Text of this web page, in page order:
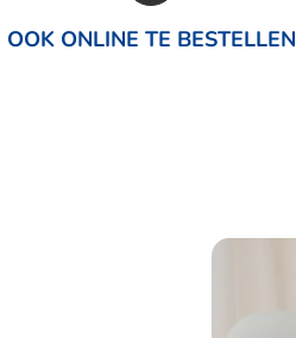
OOK ONLINE TE BESTELLEN